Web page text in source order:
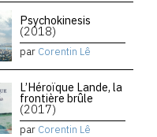
Psychokinesis
(2018)
par Corentin Lê
L’Héroïque Lande, la
frontière brûle
(2017)
par Corentin Lê